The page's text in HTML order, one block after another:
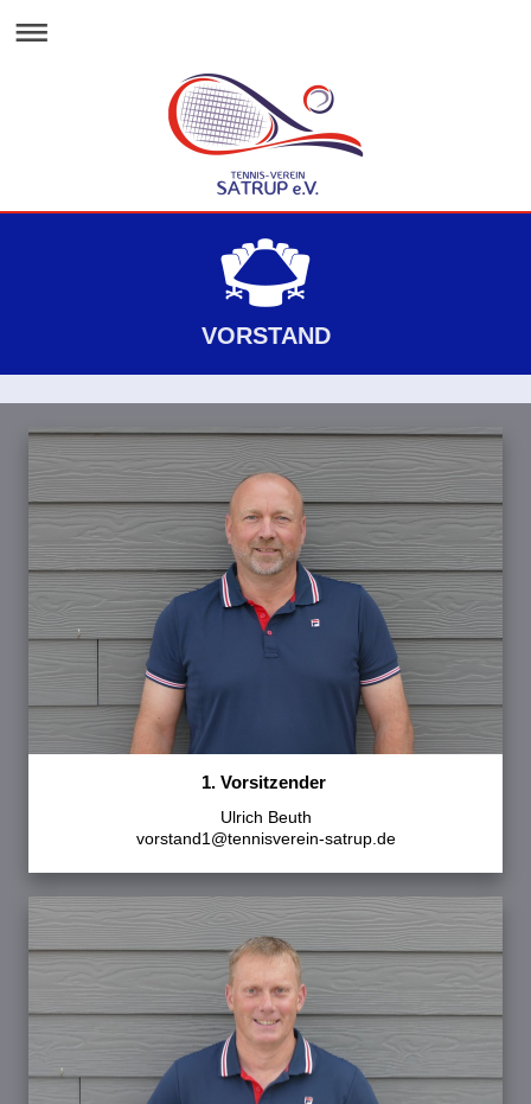
VORSTAND
1. Vorsitzender
Ulrich Beuth
vorstand1@tennisverein-satrup.de